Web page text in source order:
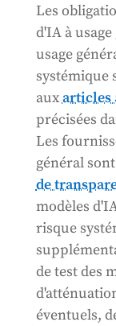
Les
d'IA à
usage
systémique
auxarticles
précisées
Les
général sont
de
modèles
risque
de test des
éventuels,